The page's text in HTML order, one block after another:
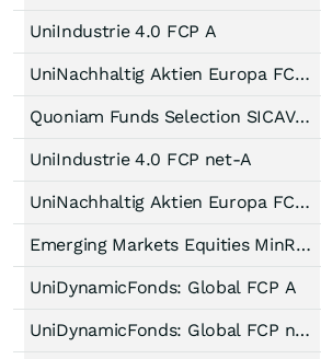
UniIndustrie 4.0 FCP A
UniNachhaltig Aktien Europa FCP A
Quoniam Funds Selection SICAV - Emerging Markets Equities MinRisk -EUR I-
UniIndustrie 4.0 FCP net-A
UniNachhaltig Aktien Europa FCP net A
Emerging Markets Equities MinRisk EUR A
UniDynamicFonds: Global FCP A
UniDynamicFonds: Global FCP net A